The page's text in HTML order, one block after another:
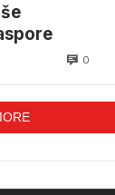
0